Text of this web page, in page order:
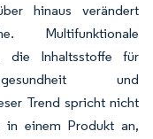
hinaus verändert
Multifunktionale
die Inhaltsstoffe für
und
Trend spricht nicht
in einem Produkt an,